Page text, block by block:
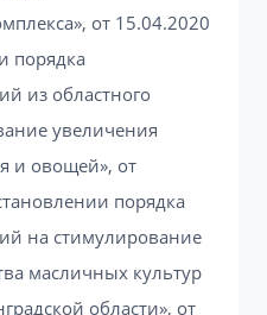
от 15.04.2020
порядка
из областного
увеличения
и овощей», от
порядка
на стимулирование
масличных культур
области», от